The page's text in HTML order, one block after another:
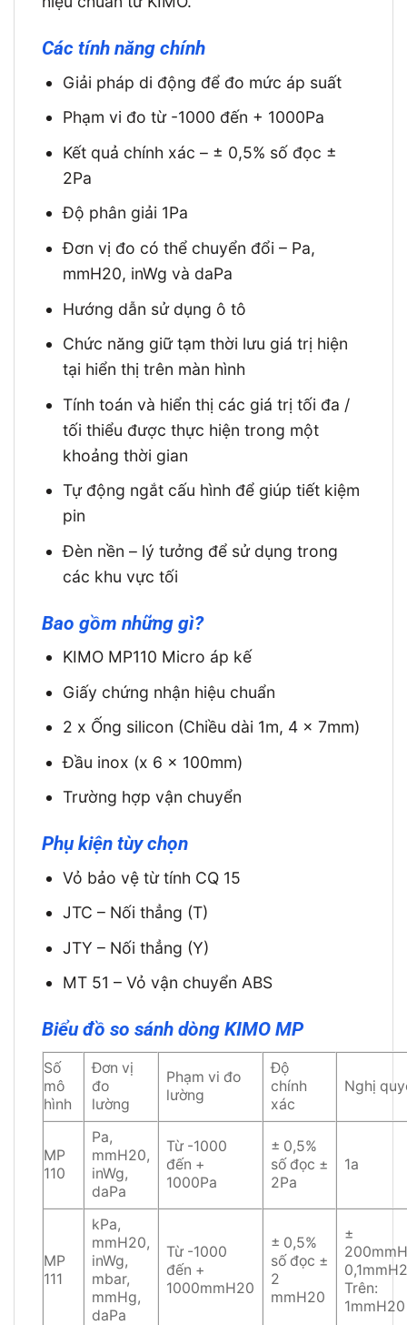
Các tính năng chính
Giải pháp di động để đo mức áp suất
Phạm vi đo từ -1000 đến + 1000Pa
Kết quả chính xác – ± 0,5% số đọc ±
2Pa
Độ phân giải 1Pa
Đơn vị đo có thể chuyển đổi – Pa,
mmH20, inWg và daPa
Hướng dẫn sử dụng ô tô
Chức năng giữ tạm thời lưu giá trị hiện
tại hiển thị trên màn hình
Tính toán và hiển thị các giá trị tối đa /
tối thiểu được thực hiện trong một
khoảng thời gian
Tự động ngắt cấu hình để giúp tiết kiệm
pin
Đèn nền – lý tưởng để sử dụng trong
các khu vực tối
Bao gồm những gì?
KIMO MP110 Micro áp kế
Giấy chứng nhận hiệu chuẩn
2 x Ống silicon (Chiều dài 1m, 4 x 7mm)
Đầu inox (x 6 x 100mm)
Trường hợp vận chuyển
Phụ kiện tùy chọn
Vỏ bảo vệ từ tính CQ 15
JTC – Nối thẳng (T)
JTY – Nối thẳng (Y)
MT 51 – Vỏ vận chuyển ABS
Biểu đồ so sánh dòng KIMO MP
Số
mô
hình
Đơn vị
đo
lường
Phạm vi đo
lường
Độ
chính
xác
Nghị
MP
110
Pa,
mmH20,
inWg,
daPa
Từ -1000
đến +
1000Pa
± 0,5%
số đọc ±
2Pa
1a
MP
111
kPa,
mmH20,
inWg,
mbar,
mmHg,
daPa
Từ -1000
đến +
1000mmH20
± 0,5%
số đọc ±
2
mmH20
±
Trên:
1mmH20